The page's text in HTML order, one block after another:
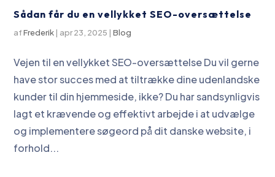
Sådan får du en vellykket SEO-oversættelse
afFrederik| apr 23, 2025 |Blog
Vejen til en vellykket SEO-oversættelse Du vil gerne
have stor succes med at tiltrække dine udenlandske
kunder til din hjemmeside, ikke? Du har sandsynligvis
lagt et krævende og effektivt arbejde i at udvælge
og implementere søgeord på dit danske website, i
forhold...